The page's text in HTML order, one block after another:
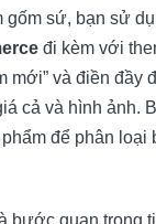
gốm sứ, bạn sử
đi kèm với
mới” và điền đầy
cả và hình ảnh.
để phân loại
bước quan trọng